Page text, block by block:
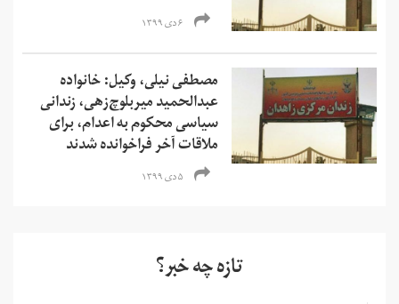
۶ دی ۱۳۹۹
مصطفی نیلی، وکیل: خانواده
عبدالحمید میربلوچ‌زهی، زندانی
سیاسی محکوم به اعدام، برای
ملاقات آخر فراخوانده شدند
۵ دی ۱۳۹۹
تازه چه خبر؟